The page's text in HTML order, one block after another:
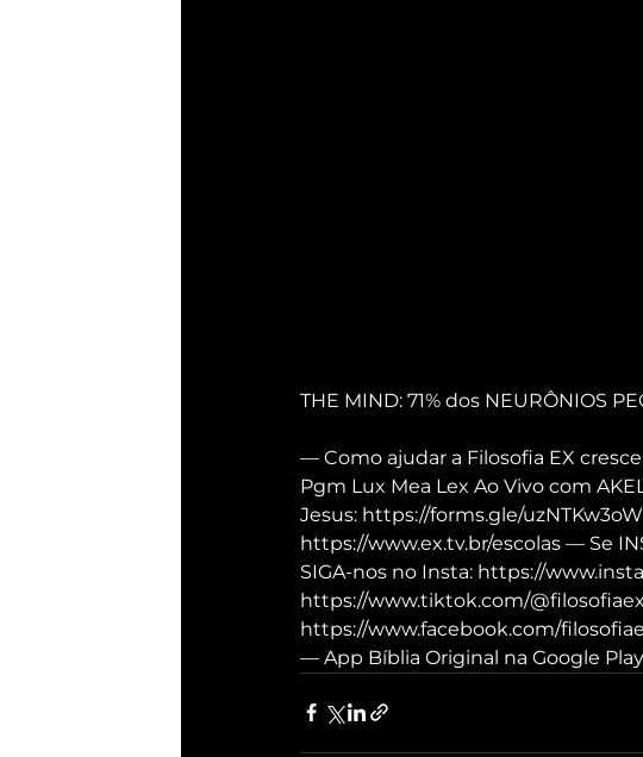
THE MIND: 71% dos NEURÔNIOS
— Como ajudar a Filosofia EX
Pgm Lux Mea Lex Ao Vivo com
Jesus: https://forms.gle/
https://www.ex.tv.br/escolas — Se
SIGA-nos no Insta: https://
https://www.tiktok.com/
https://www.facebook.com/
— App Bíblia Original na Google